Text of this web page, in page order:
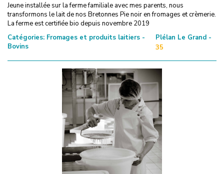
Jeune installée sur la ferme familiale avec mes parents, nous
transformons le lait de nos Bretonnes Pie noir en fromages et crèmerie.
La ferme est certifiée bio depuis novembre 2019
Catégories: Fromages et produits laitiers -
Bovins
Plélan Le Grand -
35